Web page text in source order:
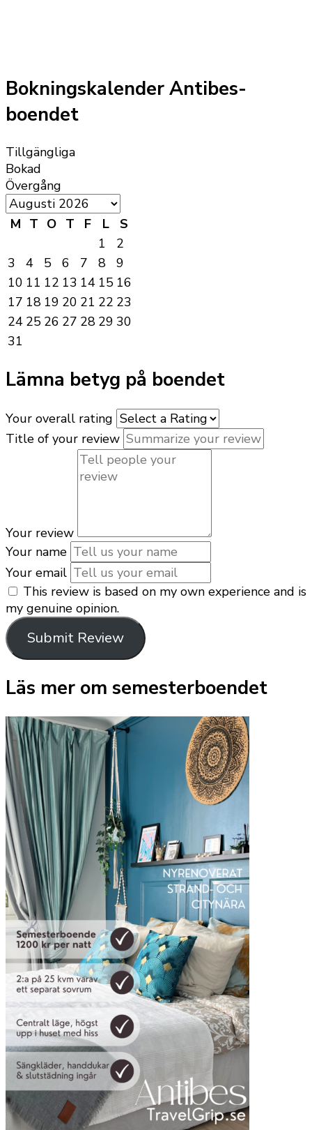
Bokningskalender Antibes-
boendet
Tillgängliga
Bokad
Övergång
M T O T F L
S
1
2
3
4 5 6 7 8
9
10 11 12 13 14 15 16
17 18 19 20 21 22 23
24 25 26 27 28 29 30
31
Lämna betyg på boendet
Your overall rating
Title of your review
Your review
Your name
Your email
This review is based on my own experience and is
my genuine opinion.
Submit Review
Läs mer om semesterboendet